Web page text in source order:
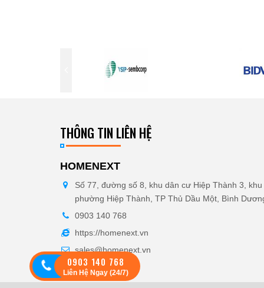
THÔNG TIN LIÊN HỆ
HOMENEXT
Số 77, đường số 8, khu dân cư Hiệp Thành 3, khu
phường Hiệp Thành, TP Thủ Dầu Một, Bình
0903 140 768
https://homenext.vn
sales@homenext.vn
0903 140 768
Liên Hệ Ngay (24/7)